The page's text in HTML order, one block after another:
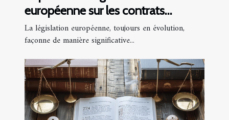
européenne sur les contrats
numériques
La législation européenne, toujours en évolution,
façonne de manière significative...